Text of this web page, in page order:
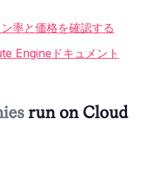
率と価格を確認する
Engineドキュメント
run on Cloud